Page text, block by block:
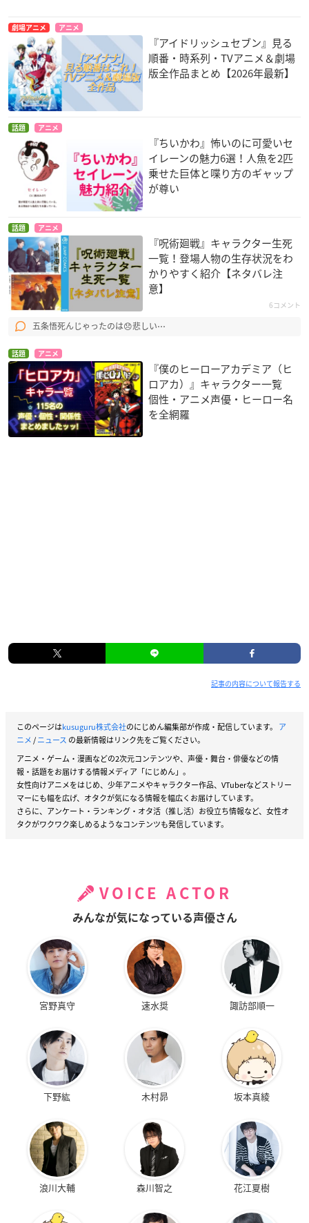
劇場アニメ アニメ
『アイドリッシュセブン』見る
順番・時系列・TVアニメ＆劇場
版全作品まとめ【2026年最新】
話題 アニメ
『ちいかわ』怖いのに可愛いセ
イレーンの魅力6選！人魚を2匹
乗せた巨体と喋り方のギャップ
が尊い
話題 アニメ
『呪術廻戦』キャラクター生死
一覧！登場人物の生存状況をわ
かりやすく紹介【ネタバレ注
意】
6コメント
五条悟死んじゃったのは😞悲しい⋯
話題 アニメ
『僕のヒーローアカデミア（ヒ
ロアカ）』キャラクター一覧
個性・アニメ声優・ヒーロー名
を全網羅
記事の内容について報告する
このページはkusuguru株式会社のにじめん編集部が作成・配信しています。 ア
ニメ/ニュース の最新情報はリンク先をご覧ください。
アニメ・ゲーム・漫画などの2次元コンテンツや、声優・舞台・俳優などの情
報・話題をお届けする情報メディア「にじめん」。
女性向けアニメをはじめ、少年アニメやキャラクター作品、VTuberなどストリー
マーにも幅を広げ、オタクが気になる情報を幅広くお届けしています。
さらに、アンケート・ランキング・オタ活（推し活）お役立ち情報など、女性オ
タクがワクワク楽しめるようなコンテンツも発信しています。
VOICE ACTOR
みんなが気になっている声優さん
宮野真守 速水奨 諏訪部順一
下野紘 木村昴 坂本真綾
浪川大輔 森川智之 花江夏樹